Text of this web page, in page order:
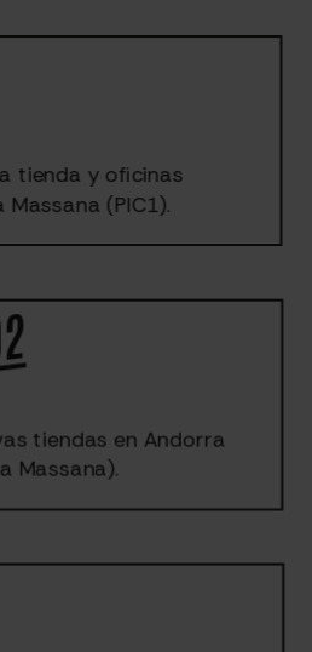
tienda y oficinas
(PIC1).
tiendas en Andorra
Massana).